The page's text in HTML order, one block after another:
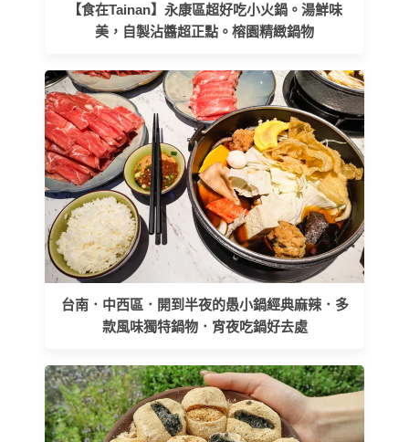
【食在Tainan】永康區超好吃小火鍋。湯鮮味
美，自製沾醬超正點。榕園精緻鍋物
台南．中西區．開到半夜的愚小鍋經典麻辣．多
款風味獨特鍋物．宵夜吃鍋好去處